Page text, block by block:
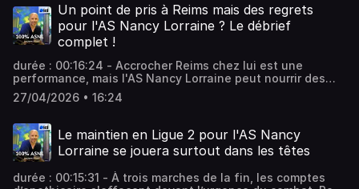
dénouement, l’obstination devient leur meilleur atout.
Vous aimez ce podcast ? Pour écouter tous les épisodes
sans limite, rendez-vous sur Radio France
Un point de pris à Reims mais des regrets
pour l'AS Nancy Lorraine ? Le débrief
complet !
durée : 00:16:24 - Accrocher Reims chez lui est une
performance, mais l'AS Nancy Lorraine peut nourrir des
regrets. Ce nul (1-1) permet de garder Laval à distance
avant le sprint final. Analyse d'un scénario frustrant mais
débateurs dans 100% ASNL. Vous aimez ce podcast ? Pour
écouter tous les épisodes sans limite, rendez-vous sur
Radio France
27/04/2026 • 16:24
Le maintien en Ligue 2 pour l'AS Nancy
Lorraine se jouera surtout dans les têtes
durée : 00:15:31 - À trois marches de la fin, les comptes